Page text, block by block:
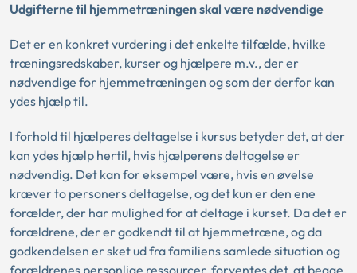
Udgifterne til hjemmetræningen skal være nødvendige
Det er en konkret vurdering i det enkelte tilfælde, hvilke
træningsredskaber, kurser og hjælpere m.v., der er
nødvendige for hjemmetræningen og som der derfor kan
ydes hjælp til.
I forhold til hjælperes deltagelse i kursus betyder det, at der
kan ydes hjælp hertil, hvis hjælperens deltagelse er
nødvendig. Det kan for eksempel være, hvis en øvelse
kræver to personers deltagelse, og det kun er den ene
forælder, der har mulighed for at deltage i kurset. Da det er
forældrene, der er godkendt til at hjemmetræne, og da
godkendelsen er sket ud fra familiens samlede situation og
forældrenes personlige ressourcer, forventes det, at begge